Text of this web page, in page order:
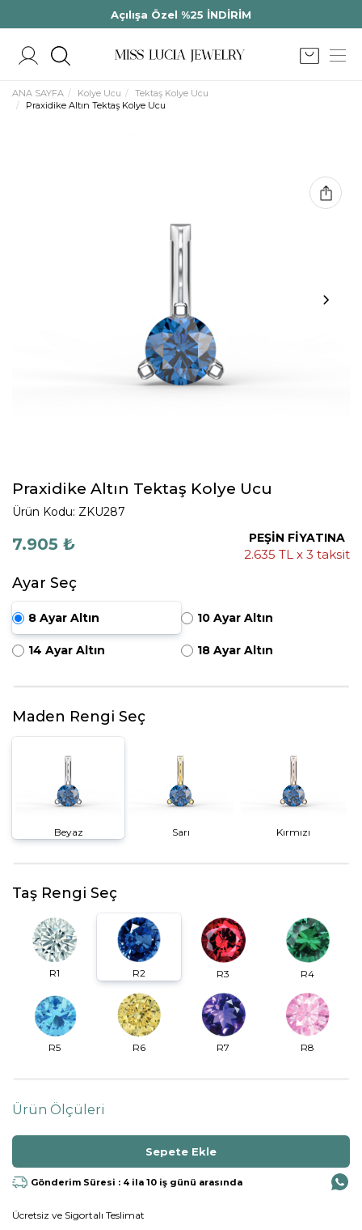
Açılışa Özel %25 İNDİRİM
ANA SAYFA Kolye Ucu
Tektaş Kolye Ucu
Praxidike Altın Tektaş Kolye Ucu
Praxidike Altın Tektaş Kolye Ucu
Ürün Kodu: ZKU287
7.905 ₺ PEŞİN FİYATINA
2.635 TL x 3 taksit
Ayar Seç
8 Ayar Altın 10 Ayar Altın
14 Ayar Altın 18 Ayar Altın
Maden Rengi Seç
Beyaz Sarı Kırmızı
Taş Rengi Seç
R1 R2 R3 R4
R5 R6 R7 R8
Ürün Ölçüleri
Gönderim Süresi : 4 ila 10 iş günü arasında
Ücretsiz ve Sigortalı Teslimat